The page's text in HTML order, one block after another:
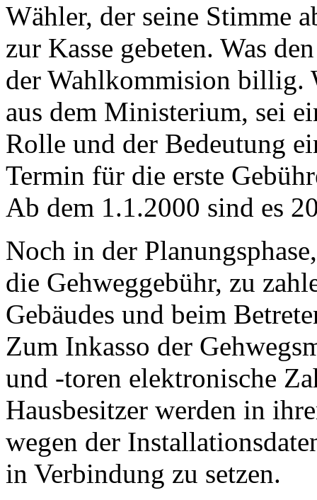
Wähler, der seine Stimme
zur Kasse gebeten. Was
der Wahlkommision billig.
aus dem Ministerium, sei
Rolle und der Bedeutung
Termin für die erste
Ab dem 1.1.2000 sind es
Noch in der
die Gehweggebühr, zu
Gebäudes und beim
Zum Inkasso der
und -toren elektronische
Hausbesitzer werden in
wegen der
in Verbindung zu setzen.